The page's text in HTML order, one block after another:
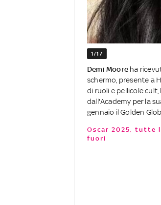
1/17
Demi Moore ha
schermo, presente a
di ruoli e pellicole
dall'Academy per la
gennaio il Golden
Oscar 2025, tutte le nomination: Isabella Rossellini candidata, Vermiglio resta
fuori